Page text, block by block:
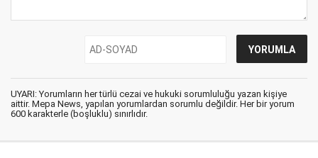
UYARI: Yorumların her türlü cezai ve hukuki sorumluluğu yazan kişiye
aittir. Mepa News, yapılan yorumlardan sorumlu değildir. Her bir yorum
600 karakterle (boşluklu) sınırlıdır.